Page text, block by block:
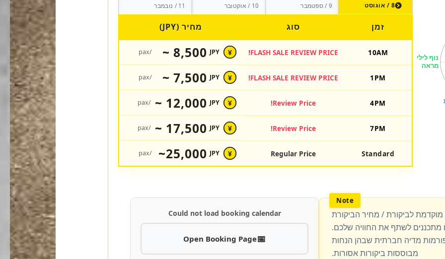
8 / אוגוסט 9 / ספטמבר 10 / אוקטובר 11 / נובמבר
זמן סוג מחיר (JPY)
10AM
FLASH SALE REVIEW PRICE!
¥
JPY
8,500 ~
/pax
1PM
FLASH SALE REVIEW PRICE!
¥
JPY
7,500 ~
/pax
4PM
Review Price!
¥
JPY
12,000 ~
/pax
7PM
Review Price!
¥
JPY
17,500 ~
/pax
Standard
Regular Price
¥
JPY
25,000~
/pax
לביקורת / מחיר הביקורת
לשתף את החוויה שלכם.
מדיה חברתית שבהן הנחות
מבוססות ביקורות אסורות.
Could not load booking calendar
Open Booking Page